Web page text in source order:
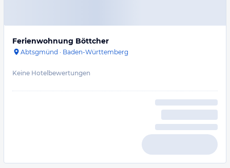
Ferienwohnung Böttcher
Abtsgmünd · Baden-Württemberg
Keine Hotelbewertungen